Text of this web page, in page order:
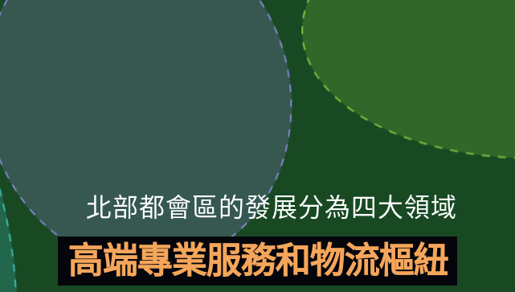
北部都會區的發展分為四大領域
高端專業服務和物流樞紐